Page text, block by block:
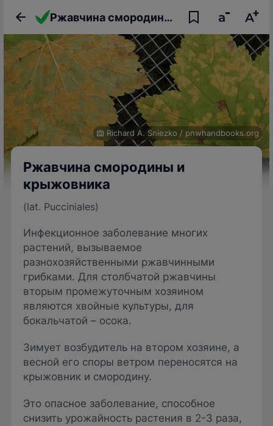
Ржавчина смородины и крыжовника
Richard A. Sniezko / pnwhandbooks.org
Ржавчина смородины и
крыжовника
(lat. Pucciniales)
Инфекционное заболевание многих
растений, вызываемое
разнохозяйственными ржавчинными
грибками. Для столбчатой ржавчины
вторым промежуточным хозяином
являются хвойные культуры, для
бокальчатой – осока.
Зимует возбудитель на втором хозяине, а
весной его споры ветром переносятся на
крыжовник и смородину.
Это опасное заболевание, способное
снизить урожайность растения в 2-3 раза,